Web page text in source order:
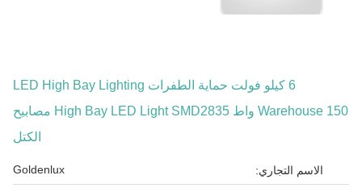
6 كيلو فولت حماية الطفرات LED High Bay Lighting
Warehouse 150 واط High Bay LED Light SMD2835 مصابيح
الكتل
الاسم التجاري: Goldenlux